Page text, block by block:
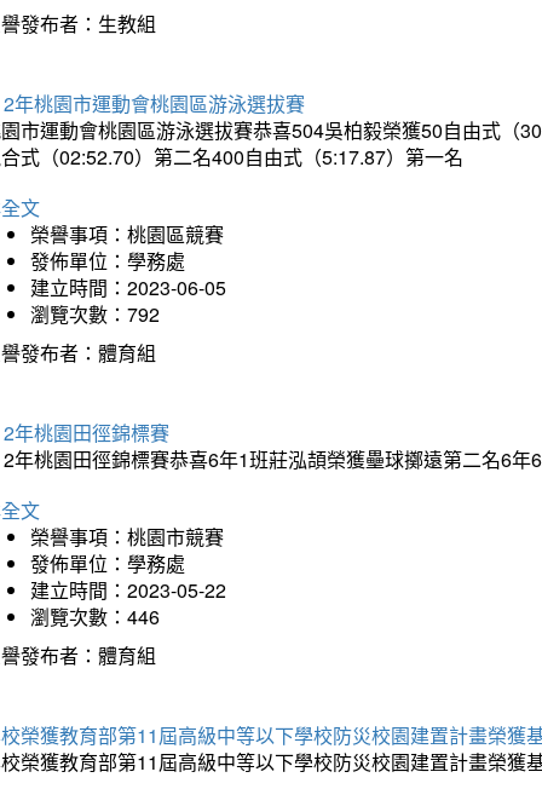
發布者：生教組
年桃園市運動會桃園區游泳選拔賽
市運動會桃園區游泳選拔賽恭喜504吳柏毅榮獲50自由式（
式（02:52.70）第二名400自由式（5:17.87）第一名
文
榮譽事項：桃園區競賽
發佈單位：學務處
建立時間：2023-06-05
瀏覽次數：792
發布者：體育組
年桃園田徑錦標賽
年桃園田徑錦標賽恭喜6年1班莊泓頡榮獲壘球擲遠第二名6
文
榮譽事項：桃園市競賽
發佈單位：學務處
建立時間：2023-05-22
瀏覽次數：446
發布者：體育組
榮獲教育部第11屆高級中等以下學校防災校園建置計畫榮獲
榮獲教育部第11屆高級中等以下學校防災校園建置計畫榮獲